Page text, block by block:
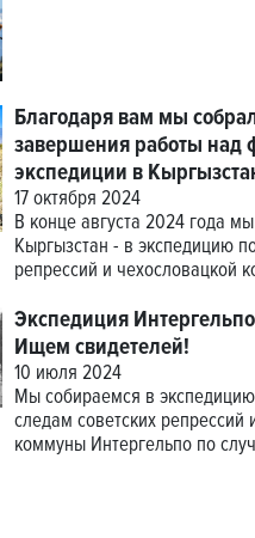
Благодаря вам мы
завершения работы над
экспедиции в
17 октября 2024
В конце августа 2024 года
Кыргызстан - в экспедицию
репрессий и чехословацкой
Экспедиция
Ищем свидетелей!
10 июля 2024
Мы собираемся в
следам советских репрессий
коммуны Интергельпо по